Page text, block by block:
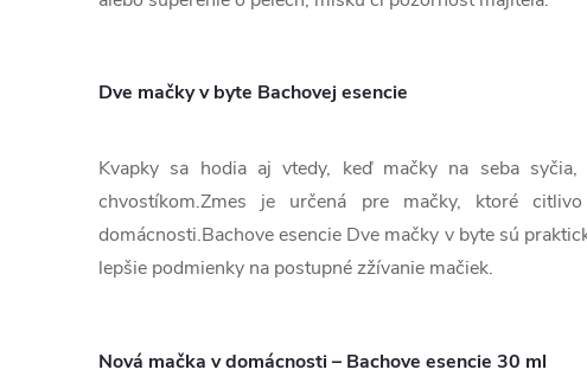
Dve mačky v byte Bachovej esencie
Kvapky sa hodia aj vtedy, keď mačky na seba
chvostíkom.Zmes je určená pre mačky, ktoré
domácnosti.Bachove esencie Dve mačky v byte sú
lepšie podmienky na postupné zžívanie mačiek.
Nová mačka v domácnosti – Bachove esencie 30 ml